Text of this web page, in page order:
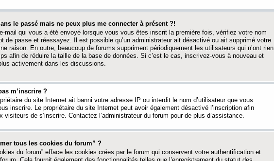
le passé mais ne peux plus me connecter à présent ?!
mail qui vous a été envoyé lorsque vous vous êtes inscrit la première fois, vérifiez votre nom
de passe et réessayez. Il est possible qu’un administrateur ait désactivé ou ait supprimé votre
raison. En outre, beaucoup de forums suppriment périodiquement les utilisateurs qui n’ont rien
afin de réduire la taille de la base de données. Si c’est le cas, inscrivez-vous à nouveau et
activement dans les discussions.
m’inscrire ?
du site Internet ait banni votre adresse IP ou interdit le nom d’utilisateur que vous
inscrire. Le propriétaire du site Internet peut avoir également désactivé l’inscription afin
visiteurs de s’inscrire. Contactez l’administrateur du forum pour de plus d’assistance.
tous les cookies du forum” ?
du forum” efface les cookies crées par le forum qui conservent votre authentification et